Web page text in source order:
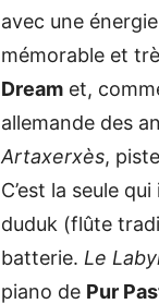
avec une
mémorable et
Dream et,
allemande des
Artaxerxès,
C’est la seule
duduk (flûte
batterie. Le
piano de Pur